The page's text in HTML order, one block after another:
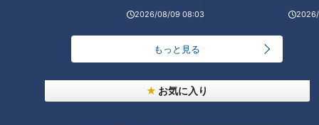
2026/08/09 08:03
もっと見る
お気に入り
「ささ身とオクラの梅おかかサ
ラダ」の作り方【キユーピー３
純烈・酒井一圭が語る 新メンバ
ー選考で重視するところ